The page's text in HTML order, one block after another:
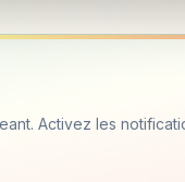
Activez les